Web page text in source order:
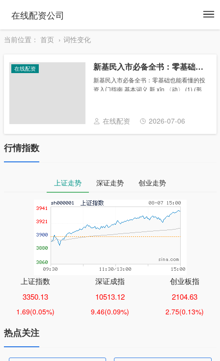
在线配资公司
当前位置： 首页 词性变化
在线配资 新基民入市必备全书：零基础也能看懂的投资入门指南
新基民入市必备全书：零基础也能看懂的投
资入门指南 基本词义 新 xīn 〈动〉 (1) (形
用斧子砍伐木材。本义：用斧子砍伐木......
在线配资 2026-07-06
行情指数
上证走势 深证走势 创业走势
上证指数
3350.13
1.69(0.05%)
深证成指
10513.12
9.46(0.09%)
创业板指
2104.63
2.75(0.13%)
热点关注